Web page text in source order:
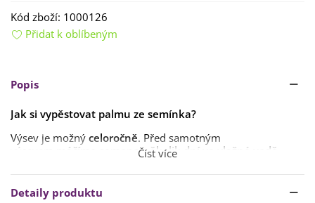
Kód zboží: 1000126
Přidat k oblíbeným
Popis
Jak si vypěstovat palmu ze semínka?
Výsev je možný celoročně. Před samotným
výsevem
máčíme semena několik dní ve vlažné vodě
vysévámepřibližně do hloubky 0,5 cm. Doba klíčení
jevelmi nepravidelná
několik měsíců
Číst více
Detaily produktu